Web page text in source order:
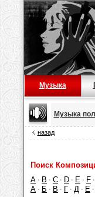
Музыка
Музыка
назад
Поиск
A · B · C · D · E · F ·
А · Б · В · Г · Д · Е ·